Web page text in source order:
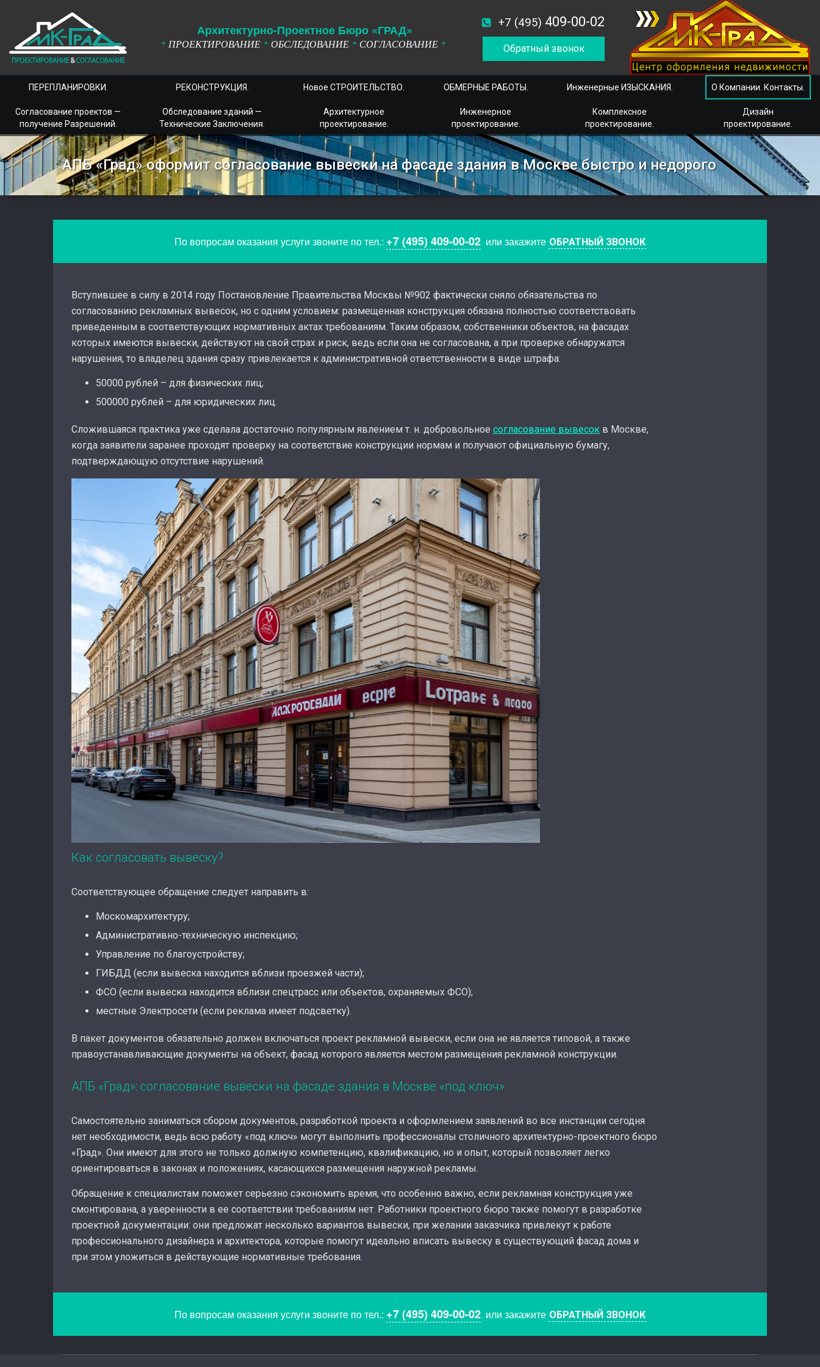
Архитектурно-Проектное Бюро «ГРАД»
* ПРОЕКТИРОВАНИЕ * ОБСЛЕДОВАНИЕ * СОГЛАСОВАНИЕ *
+7 (495) 409-00-02
Обратный звонок
ПЕРЕПЛАНИРОВКИ. РЕКОНСТРУКЦИЯ. Новое СТРОИТЕЛЬСТВО. ОБМЕРНЫЕ РАБОТЫ. Инженерные ИЗЫСКАНИЯ. О Компании. Контакты.
Согласование проектов —
получение Разрешений.
Обследование зданий —
Технические Заключения.
Архитектурное
проектирование.
Инженерное
проектирование.
Комплексное
проектирование.
Дизайн
проектирование.
АПБ «Град» оформит согласование вывески на фасаде здания в Москве быстро и недорого
По вопросам оказания услуги звоните по тел.: +7 (495) 409-00-02или закажите ОБРАТНЫЙ ЗВОНОК
Вступившее в силу в 2014 году Постановление Правительства Москвы №902 фактически сняло обязательства по
согласованию рекламных вывесок, но с одним условием: размещенная конструкция обязана полностью соответствовать
приведенным в соответствующих нормативных актах требованиям. Таким образом, собственники объектов, на фасадах
которых имеются вывески, действуют на свой страх и риск, ведь если она не согласована, а при проверке обнаружатся
нарушения, то владелец здания сразу привлекается к административной ответственности в виде штрафа:
50000 рублей – для физических лиц;
500000 рублей – для юридических лиц.
Сложившаяся практика уже сделала достаточно популярным явлением т. н. добровольное согласование вывесок в Москве,
когда заявители заранее проходят проверку на соответствие конструкции нормам и получают официальную бумагу,
подтверждающую отсутствие нарушений.
Как согласовать вывеску?
Соответствующее обращение следует направить в:
Москомархитектуру;
Административно-техническую инспекцию;
Управление по благоустройству;
ГИБДД (если вывеска находится вблизи проезжей части);
ФСО (если вывеска находится вблизи спецтрасс или объектов, охраняемых ФСО);
местные Электросети (если реклама имеет подсветку).
В пакет документов обязательно должен включаться проект рекламной вывески, если она не является типовой, а также
правоустанавливающие документы на объект, фасад которого является местом размещения рекламной конструкции.
АПБ «Град»: согласование вывески на фасаде здания в Москве «под ключ»
Самостоятельно заниматься сбором документов, разработкой проекта и оформлением заявлений во все инстанции сегодня
нет необходимости, ведь всю работу «под ключ» могут выполнить профессионалы столичного архитектурно-проектного бюро
«Град». Они имеют для этого не только должную компетенцию, квалификацию, но и опыт, который позволяет легко
ориентироваться в законах и положениях, касающихся размещения наружной рекламы.
Обращение к специалистам поможет серьезно сэкономить время, что особенно важно, если рекламная конструкция уже
смонтирована, а уверенности в ее соответствии требованиям нет. Работники проектного бюро также помогут в разработке
проектной документации: они предложат несколько вариантов вывески, при желании заказчика привлекут к работе
профессионального дизайнера и архитектора, которые помогут идеально вписать вывеску в существующий фасад дома и
при этом уложиться в действующие нормативные требования.
По вопросам оказания услуги звоните по тел.: +7 (495) 409-00-02или закажите ОБРАТНЫЙ ЗВОНОК